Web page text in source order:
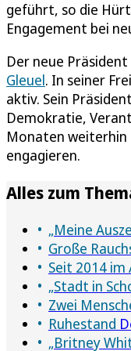
geführt, so die
Engagement bei
Der neue
Gleuel. In seiner
aktiv. Sein
Demokratie,
Monaten weiterhin
engagieren.
Alles zum
„Meine
Große
Seit 2014 im
„Stadt in
Zwei
Ruhestand
„Britney